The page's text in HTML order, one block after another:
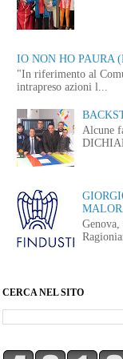
IO NON HO PAURA
"In riferimento al
intrapreso azioni l...
Alcune
CERCA NEL SITO